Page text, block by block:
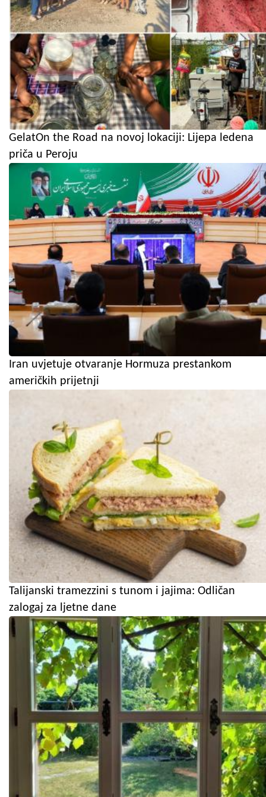
GelatOn the Road na novoj lokaciji: Lijepa ledena
priča u Peroju
Iran uvjetuje otvaranje Hormuza prestankom
američkih prijetnji
Talijanski tramezzini s tunom i jajima: Odličan
zalogaj za ljetne dane